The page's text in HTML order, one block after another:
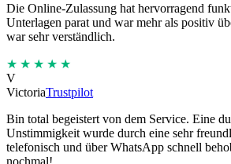
Die Online-Zulassung hat hervorragend
Unterlagen parat und war mehr als positiv
war sehr verständlich.
★★★★★
V
VictoriaTrustpilot
Bin total begeistert von dem Service. Eine
Unstimmigkeit wurde durch eine sehr
telefonisch und über WhatsApp schnell